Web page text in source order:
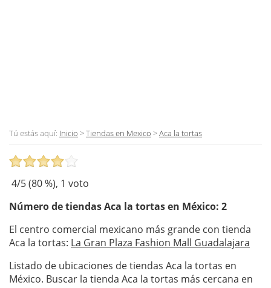
Tú estás aquí: Inicio >Tiendas en Mexico >Aca la tortas
4/5 (80%), 1 voto
Número de tiendasAca la tortasen México: 2
El centro comercial mexicano más grande con tienda
Aca la tortas: La Gran Plaza Fashion Mall Guadalajara
Listado de ubicaciones de tiendas Aca la tortas en
México. Buscar la tienda Aca la tortas más cercana en